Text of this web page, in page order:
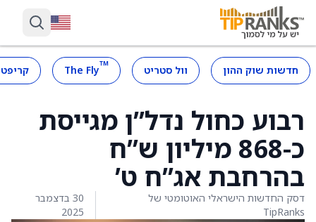
חדשות שוק ההון וול סטריט ™
The Fly
רבוע כחול נדל”ן מגייסת
כ-868 מיליון ש”ח
בהרחבת אג”ח ט’
דסק החדשות הישראלי האוטומטי של
TipRanks
30 בדצמבר
2025